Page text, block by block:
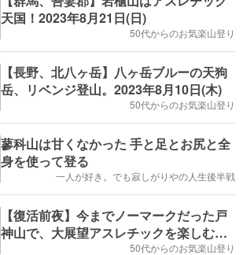
天国！2023年8月21日(日)
50代からのお気楽山登り
【長野、北八ヶ岳】八ヶ岳ブルーの天狗
岳、リベンジ登山。2023年8月10日(木)
50代からのお気楽山登り
蓼科山は甘くなかった 手と足とお尻と全
身を使って登る
一人が好き。でも寂しがりやの人生後半戦
【復活前夜】今までノーマークだった戸
神山で、大展望アスレチックを楽しむ。
50代からのお気楽山登り